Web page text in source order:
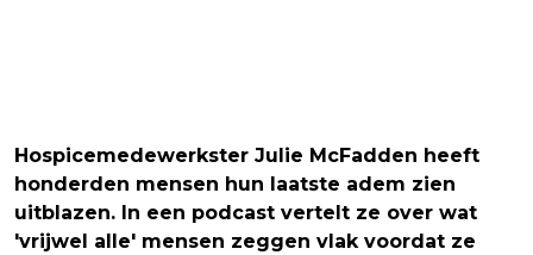
Hospicemedewerkster Julie McFadden heeft
honderden mensen hun laatste adem zien
uitblazen. In een podcast vertelt ze over wat
'vrijwel alle' mensen zeggen vlak voordat ze